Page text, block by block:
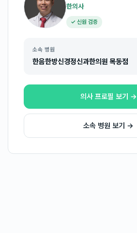
한의사
✓ 신원 검증
소속 병원
한음한방신경정신과한의원 목동점
의사 프로필 보기 →
소속 병원 보기 →